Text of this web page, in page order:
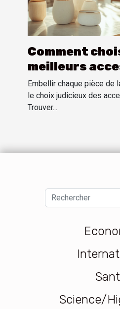
Comment
meilleurs
pour chaque
maison
Embellir chaque pièce de
le choix judicieux des
Trouver...
Science/